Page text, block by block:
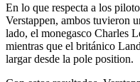
En lo que respecta a los
Verstappen, ambos tuvieron
lado, el monegasco Charles
mientras que el británico
largar desde la pole position.